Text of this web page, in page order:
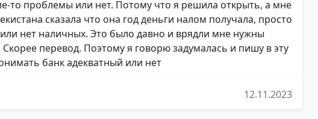
то проблемы или нет. Потому что я решила открыть, а мне
сказала что она год деньги налом получала, просто
нет наличных. Это было давно и врядли мне нужны
перевод. Поэтому я говорю задумалась и пишу в эту
банк адекватный или нет
12.11.2023